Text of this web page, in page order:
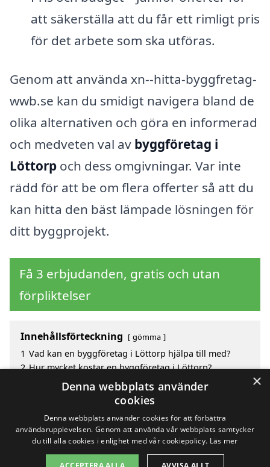
att säkerställa att du får ett rimligt pris
för det arbete som ska utföras.
Genom att använda xn--hitta-byggfretag-
wwb.se kan du smidigt navigera bland de
olika alternativen och göra en informerad
och medveten val av byggföretag i
Löttorp och dess omgivningar. Var inte
rädd för att be om flera offerter så att du
kan hitta den bäst lämpade lösningen för
ditt byggprojekt.
Få 3 erbjudanden, gratis och utan
förpliktelser
Innehållsförteckning gömma
1 Vad kan en byggföretag i Löttorp hjälpa till med?
2 Hur mycket kostar en byggföretag i Löttorp?
Fördelar med att välja byggföretag i Löttorp
Sök efter en skicklig byggföretag i de omgivande
Copyright 2026 - Pilanto Aps
×
Denna webbplats använder
cookies
Denna webbplats använder cookies för att förbättra
användarupplevelsen. Genom att använda vår webbplats samtycker
du till alla cookies i enlighet med vår cookiepolicy. Läs mer